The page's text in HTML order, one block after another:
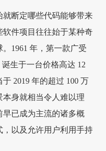
就断定哪些代码能够带来
件项目往往始于某种奇
1961 年，第一款广受
生于一台价格高达 12
2019 年的超过 100 万
身就相当令人难以理
已成为主流的诸多概
以及允许用户利用手持